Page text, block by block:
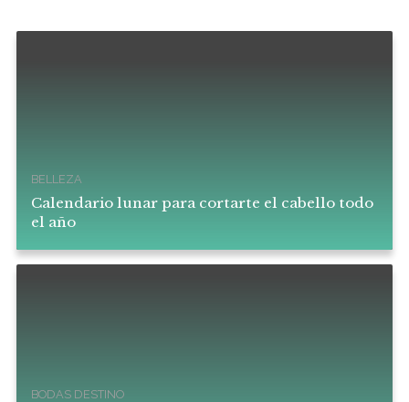
BELLEZA
Calendario lunar para cortarte el cabello todo
el año
BODAS DESTINO